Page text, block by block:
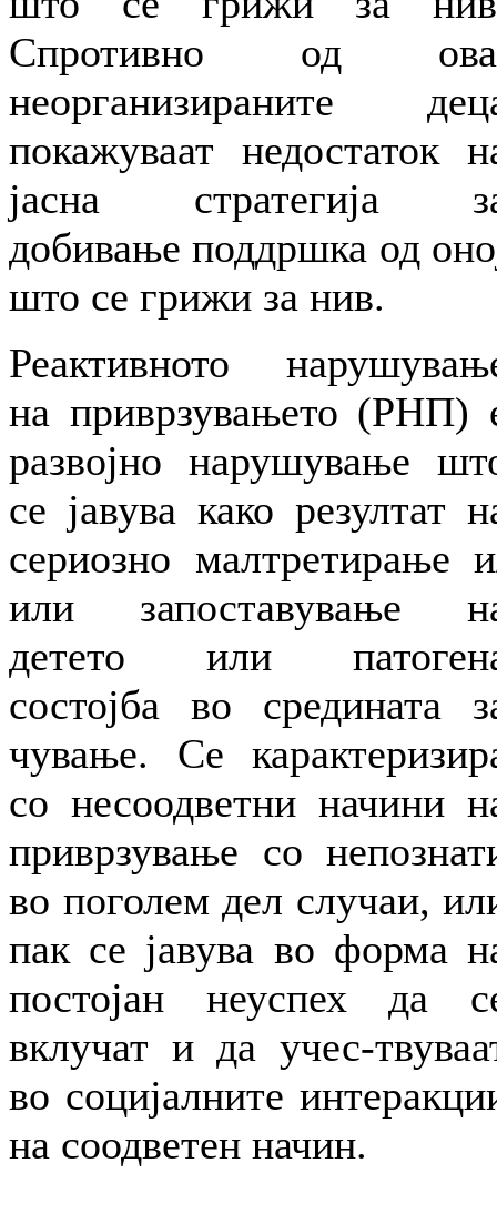
Спротивно од
неорганизираните
покажуваат недостаток
јасна стратегија
добивање поддршка од
што се грижи за нив.
Реактивното
на приврзувањето (РНП)
развојно нарушување
се јавува како резултат
сериозно малтретирање
или запоставување
детето или
состојба во средината
чување. Се
со несоодветни начини
приврзување со
во поголем дел случаи,
пак се јавува во форма
постојан неуспех да
вклучат и да учес-
во социјалните
на соодветен начин.